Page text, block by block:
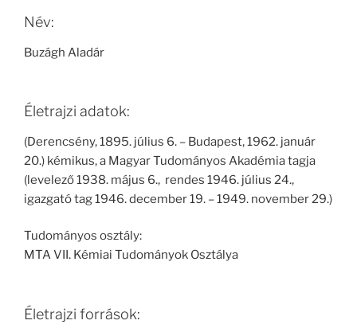
Név:
Buzágh Aladár
Életrajzi adatok:
(Derencsény, 1895. július 6. – Budapest, 1962. január
20.) kémikus, a Magyar Tudományos Akadémia tagja
(levelező 1938. május 6., rendes 1946. július 24.,
igazgató tag 1946. december 19. – 1949. november 29.)
Tudományos osztály:
MTA VII. Kémiai Tudományok Osztálya
Életrajzi források: